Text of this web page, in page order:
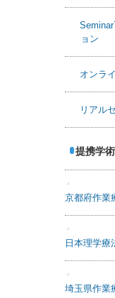
ョン
オンラ
リアル
提携学